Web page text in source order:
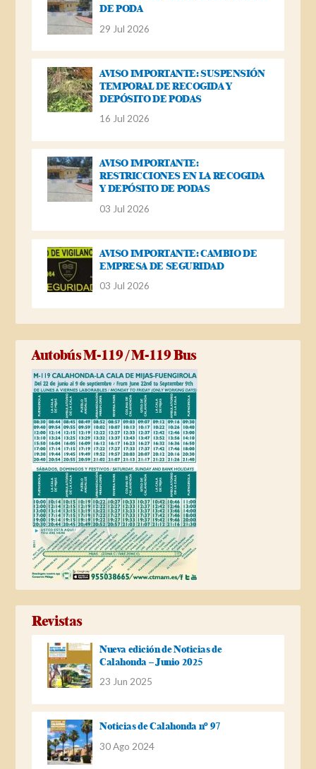
DE PODA
29 Jul 2026
AVISO IMPORTANTE: SUSPENSIÓN
TEMPORAL DE RECOGIDA Y
DEPÓSITO DE PODAS
16 Jul 2026
AVISO IMPORTANTE:
RESTRICCIONES EN LA RECOGIDA
Y DEPÓSITO DE PODAS
03 Jul 2026
AVISO IMPORTANTE: CAMBIO DE
EMPRESA DE SEGURIDAD
03 Jul 2026
Autobús M-119 / M-119 Bus
Revistas
Nueva edición de Noticias de
Calahonda – Junio 2025
23 Jun 2025
Noticias de Calahonda nº 97
30 Ago 2024